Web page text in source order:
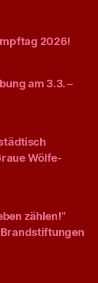
2026!
am 3.3. –
Wölfe-
zählen!“